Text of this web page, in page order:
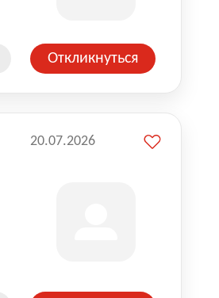
Откликнуться
20.07.2026